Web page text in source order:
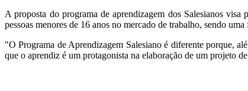
A proposta do programa de aprendizagem dos Salesianos
pessoas menores de 16 anos no mercado de trabalho, sendo
"O Programa de Aprendizagem Salesiano é diferente porque,
que o aprendiz é um protagonista na elaboração de um projeto